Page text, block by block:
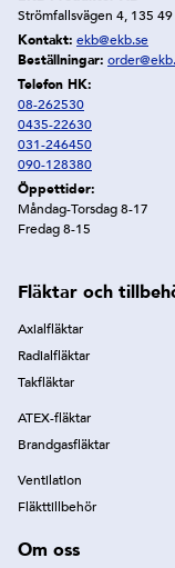
Strömfallsvägen 4, 135
Kontakt: ekb@ekb.se
Beställningar:
Telefon HK:
08-262530
0435-22630
031-246450
090-128380
Öppettider:
Måndag-Torsdag 8-17
Fredag 8-15
Fläktar och
Axialfläktar
Radialfläktar
Takfläktar
ATEX-fläktar
Brandgasfläktar
Ventilation
Fläkttillbehör
Om oss